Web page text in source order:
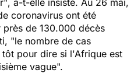
coronavirus ont été
de 130.000 décès
"le nombre de cas
pour dire si l'Afrique est
vague".